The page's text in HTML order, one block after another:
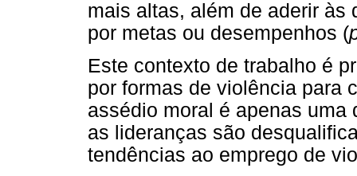
mais altas, além de aderir às
por metas ou desempenhos (
Este contexto de trabalho é
por formas de violência para
assédio moral é apenas uma
as lideranças são
tendências ao emprego de